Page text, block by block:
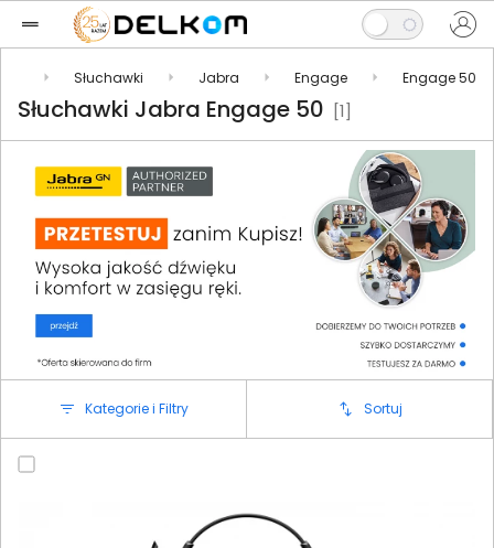
Słuchawki Jabra Engage Engage 50
Słuchawki Jabra Engage 50 [1]
Kategorie i Filtry Sortuj